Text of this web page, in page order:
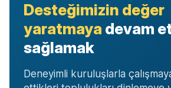
Desteğimizin değer
yaratmaya devam
sağlamak
Deneyimli kuruluşlarla